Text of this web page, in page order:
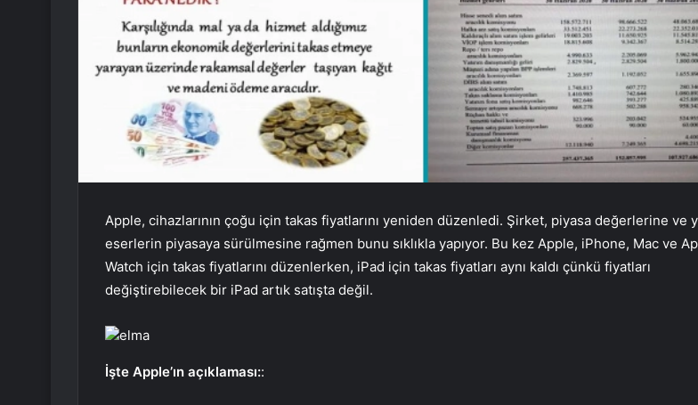
Apple, cihazlarının çoğu için takas fiyatlarını yeniden düzenledi. Şirket, piyasa değerlerine ve
eserlerin piyasaya sürülmesine rağmen bunu sıklıkla yapıyor. Bu kez Apple, iPhone, Mac ve
Watch için takas fiyatlarını düzenlerken, iPad için takas fiyatları aynı kaldı çünkü fiyatları
değiştirebilecek bir iPad artık satışta değil.
elma
İşte Apple’ın açıklaması::